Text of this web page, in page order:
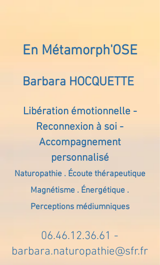
En Métamorph'OSE
Barbara HOCQUETTE
Libération émotionnelle -
Reconnexion à soi -
Accompagnement
personnalisé
Naturopathie . Écoute thérapeutique
Magnétisme . Énergétique .
Perceptions médiumniques
06.46.12.36.61 -
barbara.naturopathie@sfr.fr